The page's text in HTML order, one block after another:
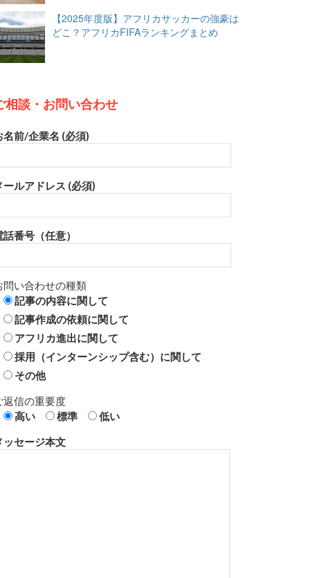
【2025年度版】アフリカサッカーの強豪は
どこ？アフリカFIFAランキングまとめ
相談・お問い合わせ
名前/企業名 (必須)
ールアドレス (必須)
話番号（任意）
問い合わせの種類
記事の内容に関して
記事作成の依頼に関して
アフリカ進出に関して
採用（インターンシップ含む）に関して
その他
返信の重要度
高い
標準 低い
ッセージ本文